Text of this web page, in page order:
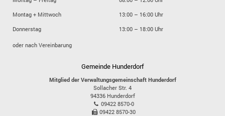
Montag + Mittwoch
13:00 – 16:00 Uhr
Donnerstag
13:00 – 18:00 Uhr
oder nach Vereinbarung
Gemeinde Hunderdorf
Mitglied der Verwaltungsgemeinschaft Hunderdorf
Sollacher Str. 4
94336 Hunderdorf
09422 8570-0
09422 8570-30